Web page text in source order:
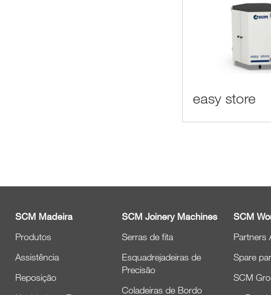
easy store
SCM Madeira
Produtos
Assistência
Reposição
SCM Joinery Machines
Serras de fita
Esquadrejadeiras de
Precisão
Coladeiras de Bordo
SCM
Partners
Spare
SCM